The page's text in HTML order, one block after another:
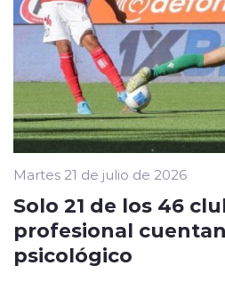
Martes 21 de julio de 2026
Solo 21 de los 46
profesional
psicológico